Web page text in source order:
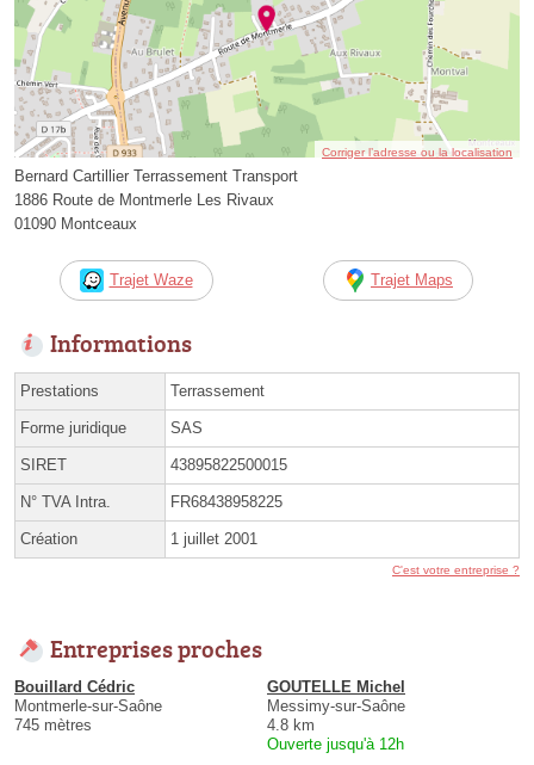
Corriger l’adresse ou la localisation
Bernard Cartillier Terrassement Transport
1886 Route de Montmerle Les Rivaux
01090 Montceaux
Trajet Waze Trajet Maps
Informations
Prestations Terrassement
Forme juridique SAS
SIRET 43895822500015
N° TVA Intra. FR68438958225
Création 1 juillet 2001
C'est votre entreprise ?
Entreprises proches
Bouillard Cédric
Montmerle-sur-Saône
745 mètres
GOUTELLE Michel
Messimy-sur-Saône
4.8 km
Ouverte jusqu'à 12h